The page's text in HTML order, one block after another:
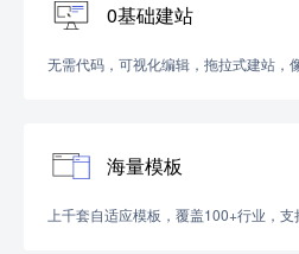
0基础建站
无需代码，可视化编辑，拖拉式建站，
海量模板
上千套自适应模板，覆盖100+行业，